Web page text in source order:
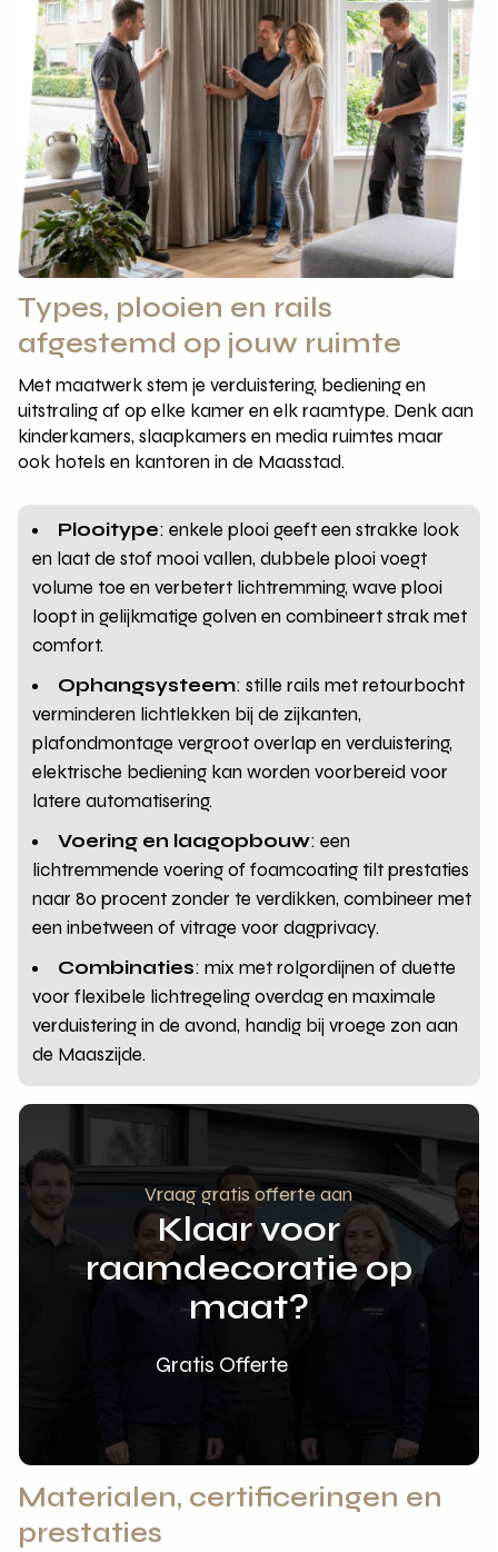
Types, plooien en rails
afgestemd op jouw ruimte
Met maatwerk stem je verduistering, bediening en
uitstraling af op elke kamer en elk raamtype. Denk aan
kinderkamers, slaapkamers en media ruimtes maar
ook hotels en kantoren in de Maasstad.
Plooitype: enkele plooi geeft een strakke look
en laat de stof mooi vallen, dubbele plooi voegt
volume toe en verbetert lichtremming, wave plooi
loopt in gelijkmatige golven en combineert strak met
comfort.
Ophangsysteem: stille rails met retourbocht
verminderen lichtlekken bij de zijkanten,
plafondmontage vergroot overlap en verduistering,
elektrische bediening kan worden voorbereid voor
latere automatisering.
Voering en laagopbouw: een
lichtremmende voering of foamcoating tilt prestaties
naar 80 procent zonder te verdikken, combineer met
een inbetween of vitrage voor dagprivacy.
Combinaties: mix met rolgordijnen of duette
voor flexibele lichtregeling overdag en maximale
verduistering in de avond, handig bij vroege zon aan
de Maaszijde.
Vraag gratis offerte aan
Klaar voor
raamdecoratie op
maat?
Gratis Offerte
Materialen, certificeringen en
prestaties